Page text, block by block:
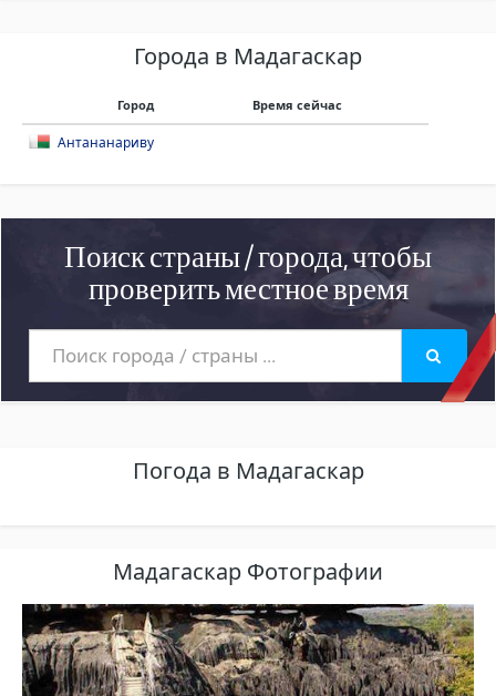
Города в Мадагаскар
Город Время сейчас
Антананариву
Поиск страны / города, чтобы
проверить местное время
Погода в Мадагаскар
Мадагаскар Фотографии